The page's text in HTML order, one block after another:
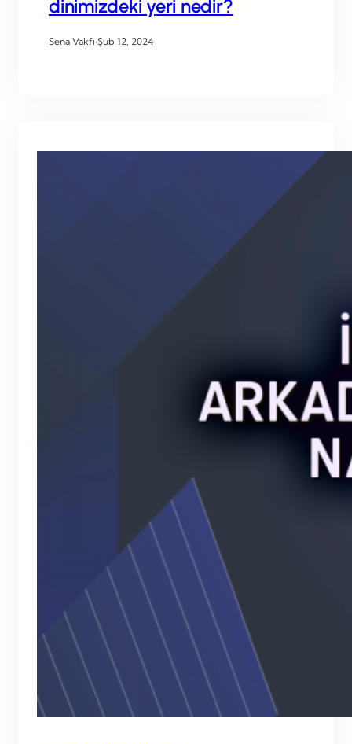
dinimizdeki yeri nedir?
Sena Vakfı·Şub 12, 2024